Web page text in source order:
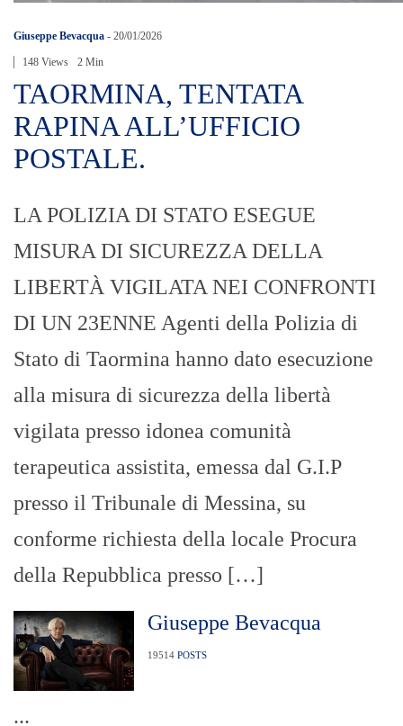
Giuseppe Bevacqua - 20/01/2026
148 Views 2 Min
TAORMINA, TENTATA
RAPINA ALL’UFFICIO
POSTALE.
LA POLIZIA DI STATO ESEGUE
MISURA DI SICUREZZA DELLA
LIBERTÀ VIGILATA NEI CONFRONTI
DI UN 23ENNE Agenti della Polizia di
Stato di Taormina hanno dato esecuzione
alla misura di sicurezza della libertà
vigilata presso idonea comunità
terapeutica assistita, emessa dal G.I.P
presso il Tribunale di Messina, su
conforme richiesta della locale Procura
della Repubblica presso […]
Giuseppe Bevacqua
19514 POSTS
...